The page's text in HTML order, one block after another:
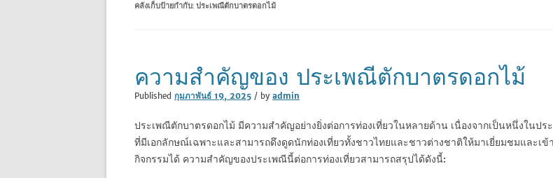
คลังเก็บป้ายกำกับ: ประเพณีตักบาตรดอกไม้
ความสำคัญของ ประเพณีตักบาตรดอกไม้
Published กุมภาพันธ์ 19, 2025 / by admin
ประเพณีตักบาตรดอกไม้ มีความสำคัญอย่างยิ่งต่อการท่องเที่ยวในหลายด้าน เนื่องจากเป็นหนึ่งในปร
ที่มีเอกลักษณ์เฉพาะและสามารถดึงดูดนักท่องเที่ยวทั้งชาวไทยและชาวต่างชาติให้มาเยี่ยมชมและเข้
กิจกรรมได้ ความสำคัญของประเพณีนี้ต่อการท่องเที่ยวสามารถสรุปได้ดังนี้: